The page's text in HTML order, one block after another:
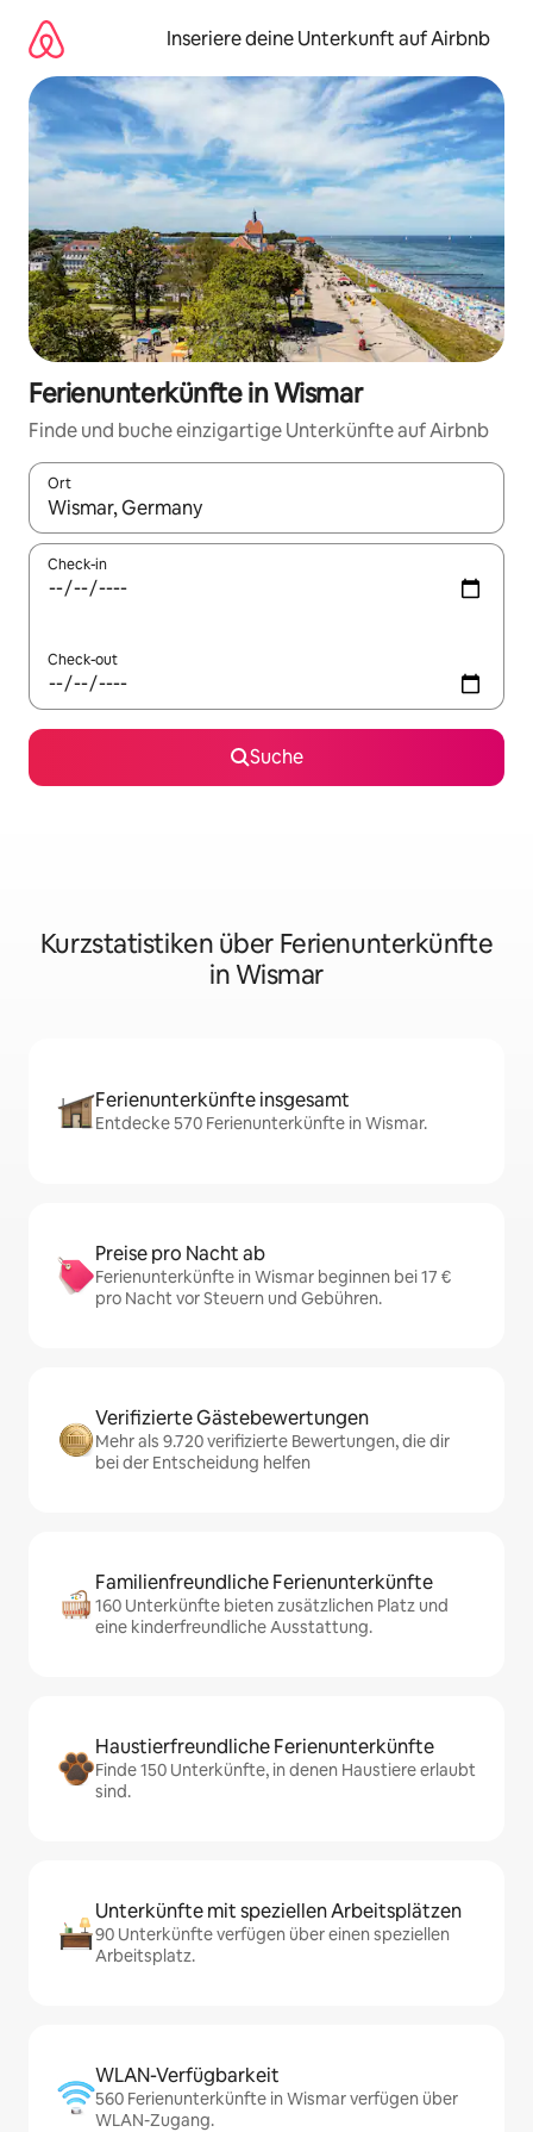
Inhalten
springen
Inseriere deine Unterkunft auf Airbnb
Ferienunterkünfte in Wismar
Finde und buche einzigartige Unterkünfte auf Airbnb
Ort
Wenn Ergebnisse verfügbar sind, navigiere mit den
Check-in
Check-out
Suche
Kurzstatistiken über Ferienunterkünfte
in Wismar
Ferienunterkünfte insgesamt
Entdecke 570 Ferienunterkünfte in Wismar.
Preise pro Nacht ab
Ferienunterkünfte in Wismar beginnen bei 17 €
pro Nacht vor Steuern und Gebühren.
Verifizierte Gästebewertungen
Mehr als 9.720 verifizierte Bewertungen, die dir
bei der Entscheidung helfen
Familienfreundliche Ferienunterkünfte
160 Unterkünfte bieten zusätzlichen Platz und
eine kinderfreundliche Ausstattung.
Haustierfreundliche Ferienunterkünfte
Finde 150 Unterkünfte, in denen Haustiere erlaubt
sind.
Unterkünfte mit speziellen Arbeitsplätzen
90 Unterkünfte verfügen über einen speziellen
Arbeitsplatz.
WLAN-Verfügbarkeit
560 Ferienunterkünfte in Wismar verfügen über
WLAN-Zugang.